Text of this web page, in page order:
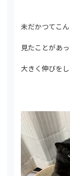
未だかつてこ
見たことがあ
大きく伸びを